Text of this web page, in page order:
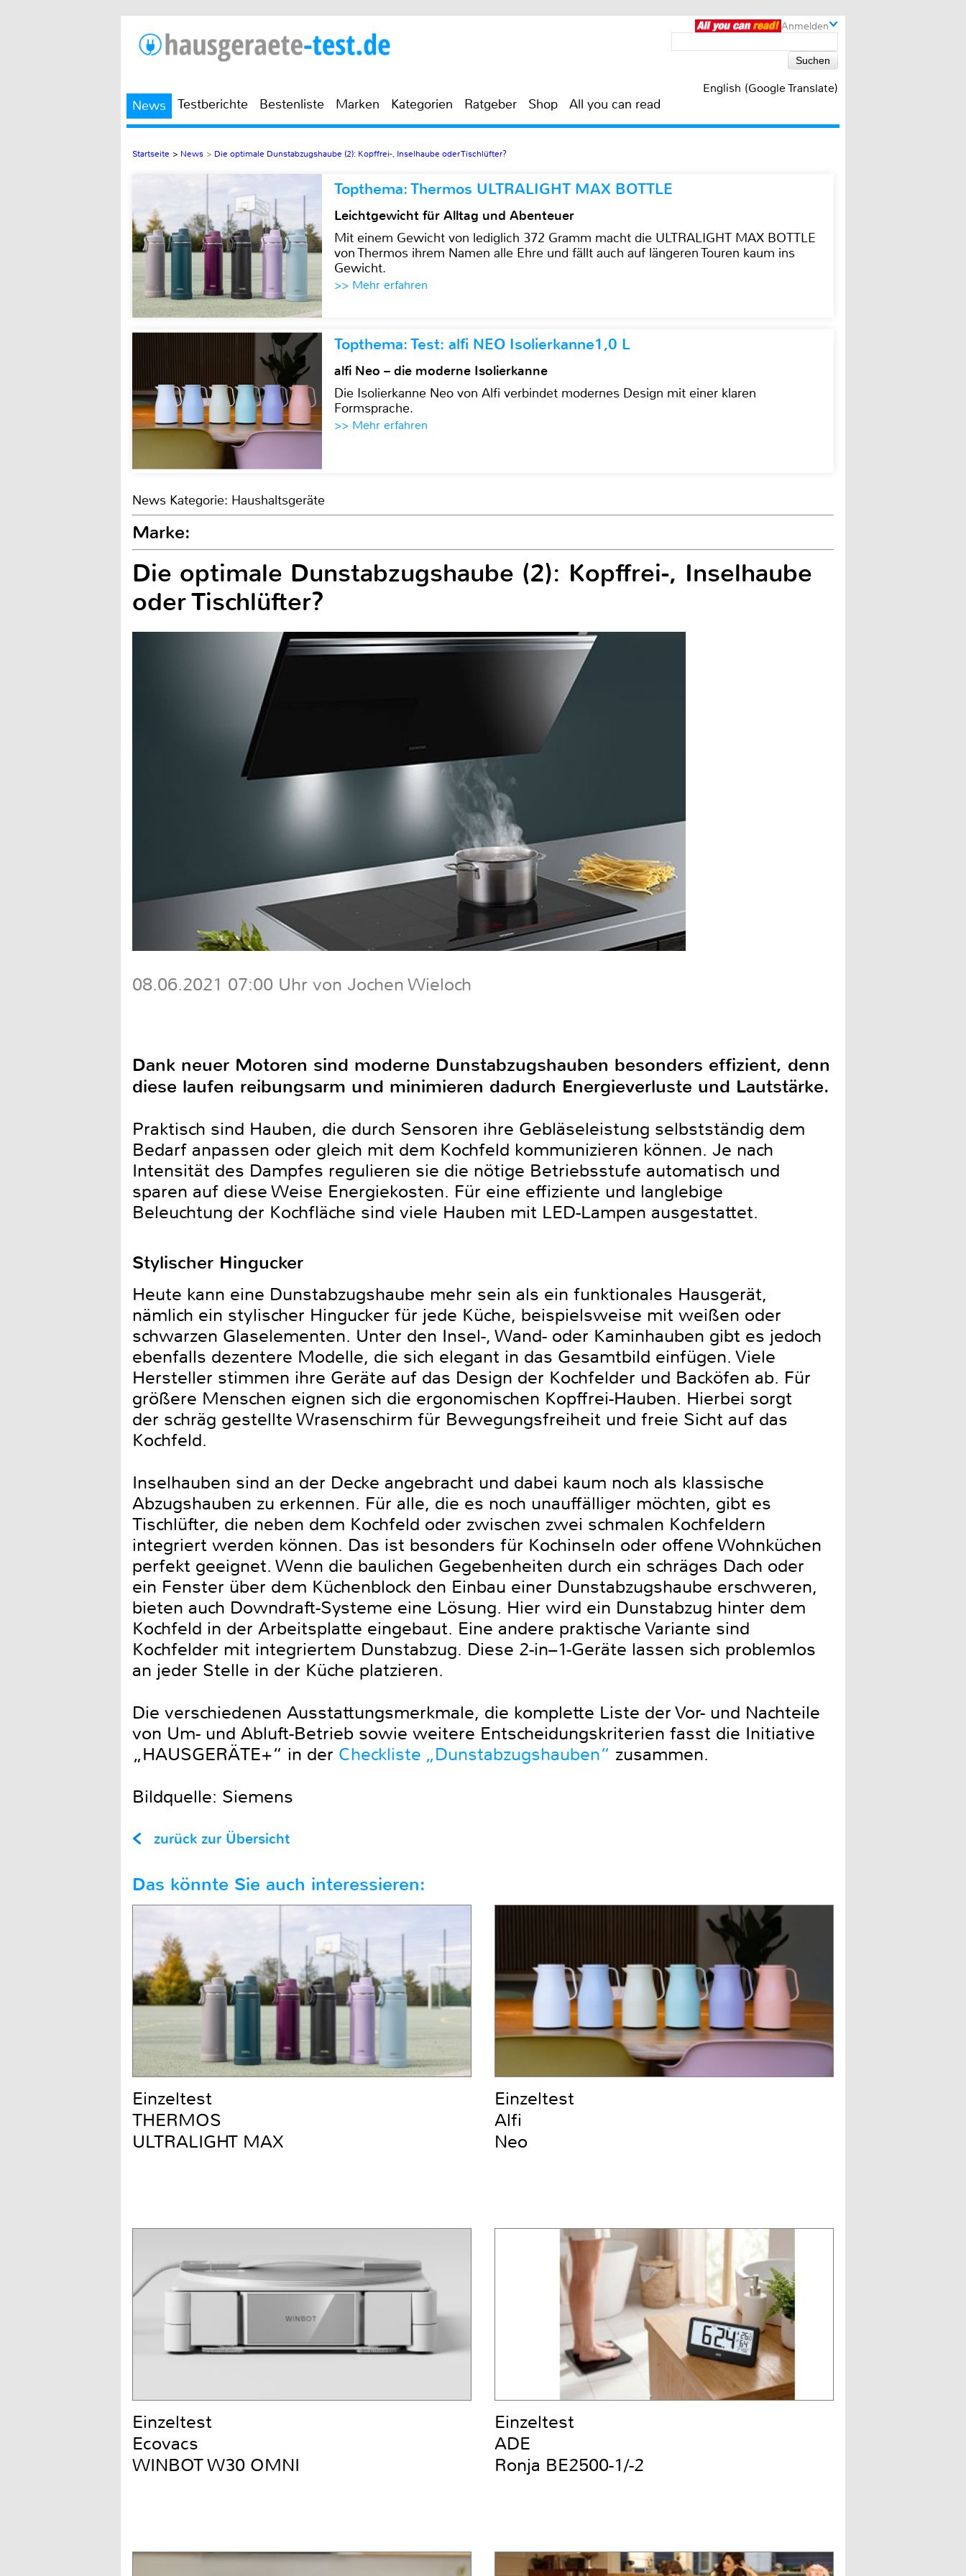
Anmelden
English (Google Translate)
News Testberichte Bestenliste Marken Kategorien Ratgeber Shop All you can read
Startseite > News > Die optimale Dunstabzugshaube (2): Kopffrei-, Inselhaube oder Tischlüfter?
Topthema: Thermos ULTRALIGHT MAX BOTTLE
Leichtgewicht für Alltag und Abenteuer
Mit einem Gewicht von lediglich 372 Gramm macht die ULTRALIGHT MAX BOTTLE
von Thermos ihrem Namen alle Ehre und fällt auch auf längeren Touren kaum ins
Gewicht.
>> Mehr erfahren
Topthema: Test: alfi NEO Isolierkanne1,0 L
alfi Neo – die moderne Isolierkanne
Die Isolierkanne Neo von Alfi verbindet modernes Design mit einer klaren
Formsprache.
>> Mehr erfahren
News Kategorie: Haushaltsgeräte
Marke:
Die optimale Dunstabzugshaube (2): Kopffrei-, Inselhaube
oder Tischlüfter?
08.06.2021 07:00 Uhr von Jochen Wieloch
Dank neuer Motoren sind moderne Dunstabzugshauben besonders effizient, denn
diese laufen reibungsarm und minimieren dadurch Energieverluste und Lautstärke.
Praktisch sind Hauben, die durch Sensoren ihre Gebläseleistung selbstständig dem
Bedarf anpassen oder gleich mit dem Kochfeld kommunizieren können. Je nach
Intensität des Dampfes regulieren sie die nötige Betriebsstufe automatisch und
sparen auf diese Weise Energiekosten. Für eine effiziente und langlebige
Beleuchtung der Kochfläche sind viele Hauben mit LED-Lampen ausgestattet.
Stylischer Hingucker
Heute kann eine Dunstabzugshaube mehr sein als ein funktionales Hausgerät,
nämlich ein stylischer Hingucker für jede Küche, beispielsweise mit weißen oder
schwarzen Glaselementen. Unter den Insel-, Wand- oder Kaminhauben gibt es jedoch
ebenfalls dezentere Modelle, die sich elegant in das Gesamtbild einfügen. Viele
Hersteller stimmen ihre Geräte auf das Design der Kochfelder und Backöfen ab. Für
größere Menschen eignen sich die ergonomischen Kopffrei-Hauben. Hierbei sorgt
der schräg gestellte Wrasenschirm für Bewegungsfreiheit und freie Sicht auf das
Kochfeld.
Inselhauben sind an der Decke angebracht und dabei kaum noch als klassische
Abzugshauben zu erkennen. Für alle, die es noch unauffälliger möchten, gibt es
Tischlüfter, die neben dem Kochfeld oder zwischen zwei schmalen Kochfeldern
integriert werden können. Das ist besonders für Kochinseln oder offene Wohnküchen
perfekt geeignet. Wenn die baulichen Gegebenheiten durch ein schräges Dach oder
ein Fenster über dem Küchenblock den Einbau einer Dunstabzugshaube erschweren,
bieten auch Downdraft-Systeme eine Lösung. Hier wird ein Dunstabzug hinter dem
Kochfeld in der Arbeitsplatte eingebaut. Eine andere praktische Variante sind
Kochfelder mit integriertem Dunstabzug. Diese 2-in–1-Geräte lassen sich problemlos
an jeder Stelle in der Küche platzieren.
Die verschiedenen Ausstattungsmerkmale, die komplette Liste der Vor- und Nachteile
von Um- und Abluft-Betrieb sowie weitere Entscheidungskriterien fasst die Initiative
„HAUSGERÄTE+“ in der Checkliste „Dunstabzugshauben“ zusammen.
Bildquelle: Siemens
zurück zur Übersicht
Das könnte Sie auch interessieren:
Einzeltest
THERMOS
ULTRALIGHT MAX
Einzeltest
Alfi
Neo
Einzeltest
Ecovacs
WINBOT W30 OMNI
Einzeltest
ADE
Ronja BE2500-1/-2